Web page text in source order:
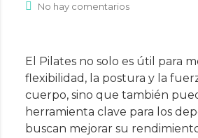
No hay comentarios
El Pilates no solo es útil para
flexibilidad, la postura y la
cuerpo, sino que también
herramienta clave para los
buscan mejorar su